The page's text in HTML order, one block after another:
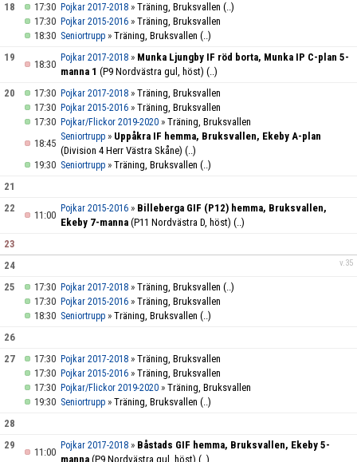
18
17:30 Pojkar 2017-2018 » Träning, Bruksvallen (..)
17:30 Pojkar 2015-2016 » Träning, Bruksvallen
18:30 Seniortrupp » Träning, Bruksvallen (..)
19
18:30
Pojkar 2017-2018 » Munka Ljungby IF röd borta, Munka IP C-plan 5-
manna 1 (P9 Nordvästra gul, höst) (..)
20
17:30 Pojkar 2017-2018 » Träning, Bruksvallen
17:30 Pojkar 2015-2016 » Träning, Bruksvallen
17:30 Pojkar/Flickor 2019-2020 » Träning, Bruksvallen
18:45
Seniortrupp » Uppåkra IF hemma, Bruksvallen, Ekeby A-plan
(Division 4 Herr Västra Skåne) (..)
19:30 Seniortrupp » Träning, Bruksvallen (..)
21
22
11:00
Pojkar 2015-2016 » Billeberga GIF (P12) hemma, Bruksvallen,
Ekeby 7-manna (P11 Nordvästra D, höst) (..)
23
v.35
24
25
17:30 Pojkar 2017-2018 » Träning, Bruksvallen (..)
17:30 Pojkar 2015-2016 » Träning, Bruksvallen
18:30 Seniortrupp » Träning, Bruksvallen (..)
26
27
17:30 Pojkar 2017-2018 » Träning, Bruksvallen
17:30 Pojkar 2015-2016 » Träning, Bruksvallen
17:30 Pojkar/Flickor 2019-2020 » Träning, Bruksvallen
19:30 Seniortrupp » Träning, Bruksvallen (..)
28
29
11:00
Pojkar 2017-2018 » Båstads GIF hemma, Bruksvallen, Ekeby 5-
manna (P9 Nordvästra gul, höst) (..)